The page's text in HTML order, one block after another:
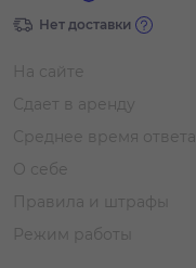
Нет доставки
На сайте
Сдает в аренду
Среднее время ответа
О себе
Правила и штрафы
Режим работы